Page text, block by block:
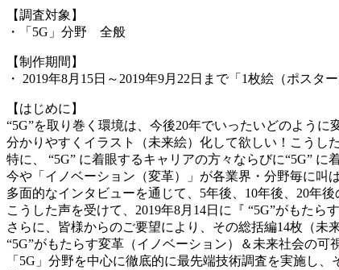
【調査対象】
・「5G」分野 全般
【制作期間】
・ 2019年8月15日～2019年9月22日まで「1枚絵（ポスタ
【はじめに】
“5G”を取り巻く環境は、今後20年でいったいどのよう
分かりやすくイラスト（未来絵）化して欲しい！こうし
特に、 “5G” に着眼するキャリアの方々ならびに“5G”
今や「イノベーション（変革）」が各業界・分野毎に叫
多面的なインタビューを通じて、5年後、10年後、20年
こうした声を受けて、2019年8月14日に『 “5G”がもた
さらに、皆様からのご要望により、その総括編14枚（
“5G”がもたらす変革（イノベーション）＆未来社会の
「5G」分野を中心に徹底的に最先端技術調査を実施し